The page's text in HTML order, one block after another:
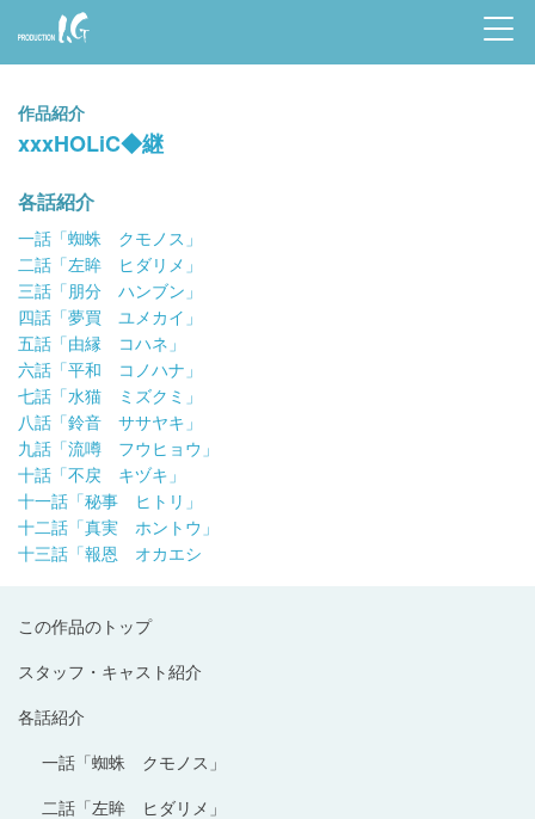
Prod
uctio
n I.G
作品紹介
xxxHOLiC◆継
この作品のトップ
スタッフ・キャスト紹介
各話紹介
一話「蜘蛛 クモノス」
二話「左眸 ヒダリメ」
各話紹介
一話「蜘蛛 クモノス」
二話「左眸 ヒダリメ」
三話「朋分 ハンブン」
四話「夢買 ユメカイ」
五話「由縁 コハネ」
六話「平和 コノハナ」
七話「水猫 ミズクミ」
八話「鈴音 ササヤキ」
九話「流噂 フウヒョウ」
十話「不戻 キヅキ」
十一話「秘事 ヒトリ」
十二話「真実 ホントウ」
十三話「報恩 オカエシ